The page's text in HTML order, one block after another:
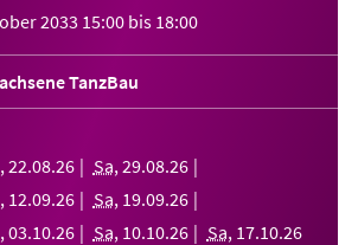
2033 15:00 bis 18:00
TanzBau
, 22.08.26 Sa, 29.08.26
, 12.09.26 Sa, 19.09.26
, 03.10.26 Sa, 10.10.26 Sa, 17.10.26